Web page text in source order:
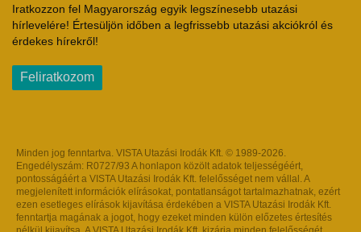
Iratkozzon fel Magyarország egyik legszínesebb utazási
hírlevelére! Értesüljön időben a legfrissebb utazási akciókról és
érdekes hírekről!
Feliratkozom
Minden jog fenntartva. VISTA Utazási Irodák Kft. © 1989-2026.
Engedélyszám: R0727/93 A honlapon közölt adatok teljességéért,
pontosságáért a VISTA Utazási Irodák Kft. felelősséget nem vállal. A
megjelenített információk elírásokat, pontatlanságot tartalmazhatnak, ezért
ezen esetleges elírások kijavítása érdekében a VISTA Utazási Irodák Kft.
fenntartja magának a jogot, hogy ezeket minden külön előzetes értesítés